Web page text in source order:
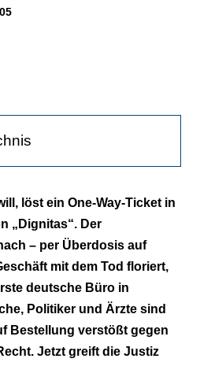
löst ein One-Way-Ticket in
„Dignitas“. Der
– per Überdosis auf
mit dem Tod floriert,
deutsche Büro in
Politiker und Ärzte sind
Bestellung verstößt gegen
Jetzt greift die Justiz